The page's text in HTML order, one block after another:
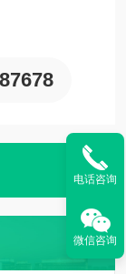
电话咨询
微信咨询